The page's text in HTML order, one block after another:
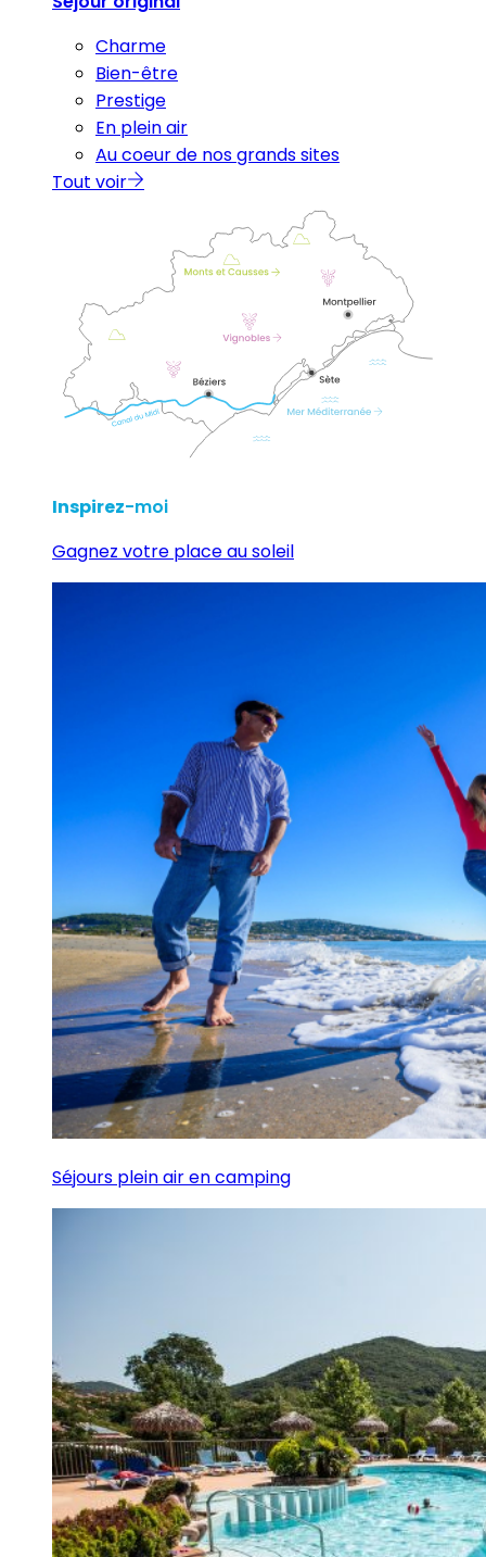
Charme
Bien-être
Prestige
En plein air
Au coeur de nos grands sites
Tout voir
Inspirez-moi
Gagnez votre place au soleil
Séjours plein air en camping